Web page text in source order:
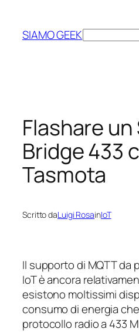
contenuto
SIAMO GEEKCerca
Flashare
Bridge 433
Tasmota
Scritto daLuigi RosainIoT
Il supporto di MQTT da
IoT è ancora
esistono moltissimi
consumo di energia
protocollo radio a 433